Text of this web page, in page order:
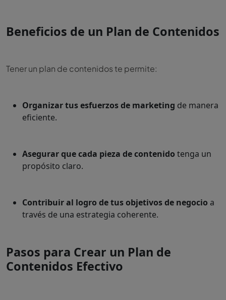
Beneficios de un Plan de Contenidos
Tener un plan de contenidos te permite:
Organizar tus esfuerzos de marketing de manera
eficiente.
Asegurar que cada pieza de contenido tenga un
propósito claro.
Contribuir al logro de tus objetivos de negocio a
través de una estrategia coherente.
Pasos para Crear un Plan de
Contenidos Efectivo